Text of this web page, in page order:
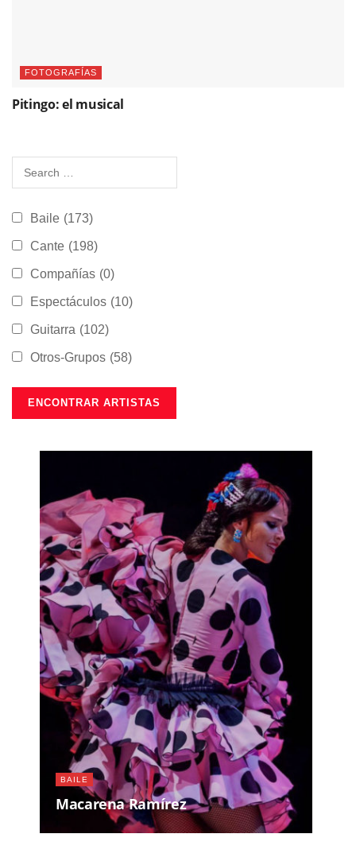
FOTOGRAFÍAS
Pitingo: el musical
Baile (173)
Cante (198)
Compañías (0)
Espectáculos (10)
Guitarra (102)
Otros-Grupos (58)
BAILE
Macarena Ramírez